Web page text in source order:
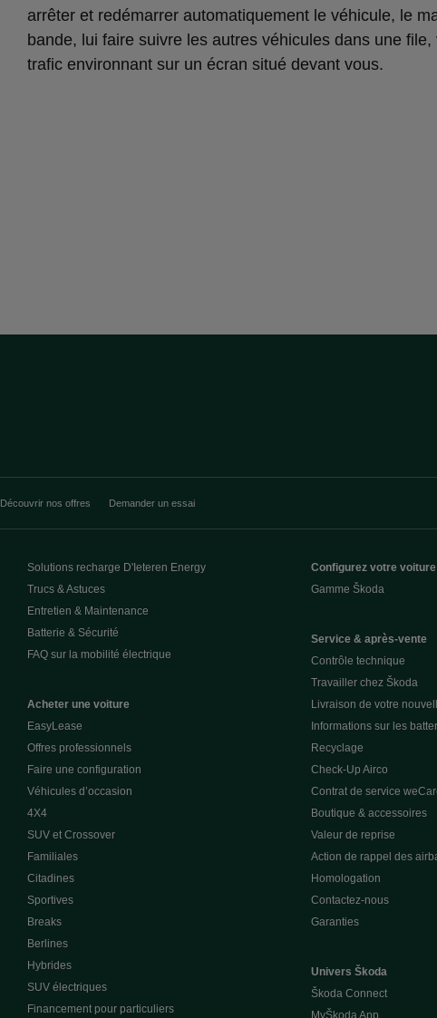
arrêter et redémarrer automatiquement le véhicule, le
bande, lui faire suivre les autres véhicules dans une file,
trafic environnant sur un écran situé devant vous.
Découvrir nos offres Demander un essai
Solutions recharge D'Ieteren Energy
Trucs & Astuces
Entretien & Maintenance
Batterie & Sécurité
FAQ sur la mobilité électrique
Acheter une voiture
EasyLease
Offres professionnels
Faire une configuration
Véhicules d’occasion
4X4
SUV et Crossover
Familiales
Citadines
Sportives
Breaks
Berlines
Hybrides
SUV électriques
Financement pour particuliers
Configurez votre voiture
Gamme Škoda
Service & après-vente
Contrôle technique
Travailler chez Škoda
Livraison de votre
Informations sur les
Recyclage
Check-Up Airco
Contrat de service
Boutique & accessoires
Valeur de reprise
Action de rappel des
Homologation
Contactez-nous
Garanties
Univers Škoda
Škoda Connect
MyŠkoda App